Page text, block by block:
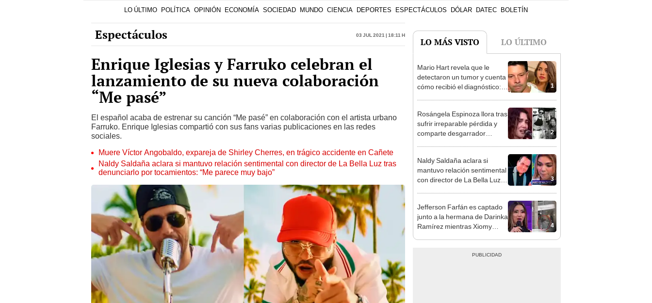
LO ÚLTIMO POLÍTICA OPINIÓN ECONOMÍA SOCIEDAD MUNDO CIENCIA DEPORTES ESPECTÁCULOS DÓLAR DATEC BOLETÍN
Espectáculos 03 Jul 2021 | 18:11 h
Enrique Iglesias y Farruko celebran el
lanzamiento de su nueva colaboración
“Me pasé”
El español acaba de estrenar su canción “Me pasé” en colaboración con el artista urbano
Farruko. Enrique Iglesias compartió con sus fans varias publicaciones en las redes
sociales.
Muere Víctor Angobaldo, expareja de Shirley Cherres, en trágico accidente en Cañete
Naldy Saldaña aclara si mantuvo relación sentimental con director de La Bella Luz tras
denunciarlo por tocamientos: “Me parece muy bajo”
LO MÁS VISTO LO ÚLTIMO
1
Mario Hart revela que le
detectaron un tumor y cuenta
cómo recibió el diagnóstico:
2
Rosángela Espinoza llora tras
sufrir irreparable pérdida y
comparte desgarrador
3
Naldy Saldaña aclara si
mantuvo relación sentimental
con director de La Bella Luz
bajo”
4
Jefferson Farfán es captado
junto a la hermana de Darinka
Ramírez mientras Xiomy